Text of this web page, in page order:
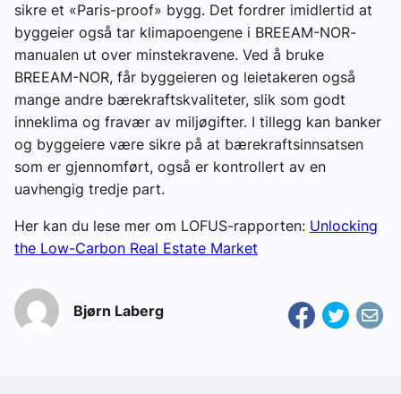
sikre et «Paris-proof» bygg. Det fordrer imidlertid at
byggeier også tar klimapoengene i BREEAM-NOR-
manualen ut over minstekravene. Ved å bruke
BREEAM-NOR, får byggeieren og leietakeren også
mange andre bærekraftskvaliteter, slik som godt
inneklima og fravær av miljøgifter. I tillegg kan banker
og byggeiere være sikre på at bærekraftsinnsatsen
som er gjennomført, også er kontrollert av en
uavhengig tredje part.
Her kan du lese mer om LOFUS-rapporten: Unlocking
the Low-Carbon Real Estate Market
Bjørn Laberg